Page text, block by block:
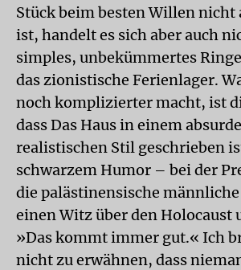
Stück beim besten Willen
ist, handelt es sich aber auch
simples, unbekümmertes
das zionistische Ferienlager.
noch komplizierter macht, ist
dass Das Haus in einem
realistischen Stil geschrieben
schwarzem Humor – bei der
die palästinensische
einen Witz über den Holocaust
»Das kommt immer gut.« Ich
nicht zu erwähnen, dass